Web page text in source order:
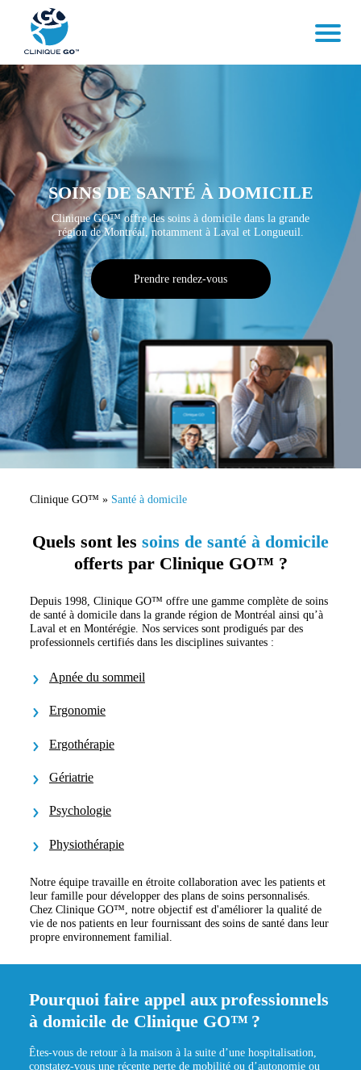
SOINS DE SANTÉ À DOMICILE
Clinique GO™ offre des soins à domicile dans la grande
région deMontréal, notamment à Laval et Longueuil.
Prendre rendez-vous
Clinique GO™ » Santé à domicile
Quels sont les soins de santé à domicile
offerts par Clinique GO™ ?
Depuis 1998, Clinique GO™ offre une gamme complète de soins
de santé à domicile dans la grande région de Montréal ainsi qu’à
Laval et en Montérégie. Nos services sont prodigués par des
professionnels certifiés dans les disciplines suivantes :
Apnée du sommeil
Ergonomie
Ergothérapie
Gériatrie
Psychologie
Physiothérapie
Notre équipe travaille en étroite collaboration avec les patients et
leur famille pour développer des plans de soins personnalisés.
Chez Clinique GO™, notre objectif est d'améliorer la qualité de
vie de nos patients en leur fournissant des soins de santé dans leur
propre environnement familial.
Pourquoi faire appel aux professionnels
à domicile de Clinique GO™ ?
Êtes-vous de retour à la maison à la suite d’une hospitalisation,
constatez-vous une récente perte de mobilité ou d’autonomie ou